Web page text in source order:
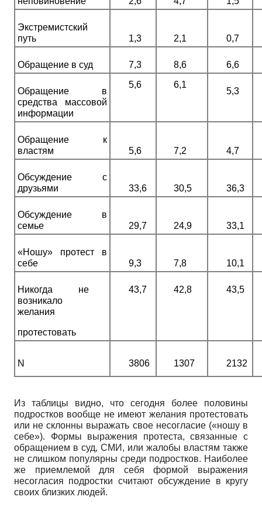
Экстремистский
путь
1,3 2,1 0,7
Обращение в суд 7,3 8,6 6,6
Обращение в
средства массовой
информации
5,6 6,1
5,3
Обращение к
властям
5,6 7,2 4,7
Обсуждение с
друзьями
33,6 30,5 36,3
Обсуждение в
семье
29,7 24,9 33,1
«Ношу» протест в
себе
9,3 7,8 10,1
Никогда
не
возникало
желания
протестовать
43,7 42,8 43,5
N 3806 1307 2132
Из таблицы видно, что сегодня более половины
подростков вообще не имеют желания протестовать
или не склонны выражать свое несогласие («ношу в
себе»). Формы выражения протеста, связанные с
обращением в суд, СМИ, или жалобы властям также
не слишком популярны среди подростков. Наиболее
же приемлемой для себя формой выражения
несогласия подростки считают обсуждение в кругу
своих близких людей.